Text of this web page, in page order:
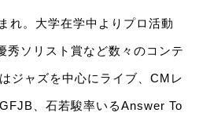
れ。大学在学中よりプロ活動
秀ソリスト賞など数々のコンテ
ジャズを中心にライブ、CMレ
、石若駿率いるAnswer To